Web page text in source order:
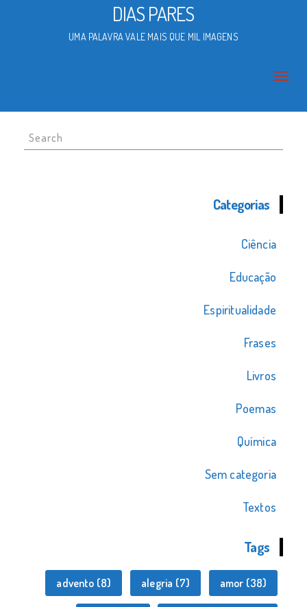
DIAS PARES
UMA PALAVRA VALE MAIS QUE MIL IMAGENS
Search
for:
Categorias
Ciência
Educação
Espiritualidade
Frases
Livros
Poemas
Química
Sem categoria
Textos
Tags
advento (8) alegria (7) amor (38)